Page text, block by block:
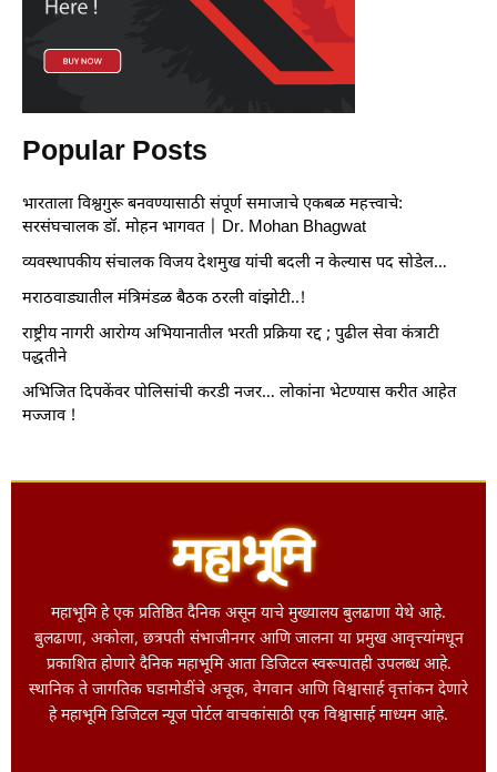
Popular Posts
भारताला विश्वगुरू बनवण्यासाठी संपूर्ण समाजाचे एकबळ महत्त्वाचे:
सरसंघचालक डॉ. मोहन भागवत | Dr. Mohan Bhagwat
व्यवस्थापकीय संचालक विजय देशमुख यांची बदली न केल्यास पद सोडेल…
मराठवाड्यातील मंत्रिमंडळ बैठक ठरली वांझोटी..!
राष्ट्रीय नागरी आरोग्य अभियानातील भरती प्रक्रिया रद्द ; पुढील सेवा कंत्राटी
पद्धतीने
अभिजित दिपकेंवर पोलिसांची करडी नजर… लोकांना भेटण्यास करीत आहेत
मज्जाव !
महाभूमि हे एक प्रतिष्ठित दैनिक असून याचे मुख्यालय बुलढाणा येथे आहे.
बुलढाणा, अकोला, छत्रपती संभाजीनगर आणि जालना या प्रमुख आवृत्त्यांमधून
प्रकाशित होणारे दैनिक महाभूमि आता डिजिटल स्वरूपातही उपलब्ध आहे.
स्थानिक ते जागतिक घडामोडींचे अचूक, वेगवान आणि विश्वासार्ह वृत्तांकन देणारे
हे महाभूमि डिजिटल न्यूज पोर्टल वाचकांसाठी एक विश्वासार्ह माध्यम आहे.